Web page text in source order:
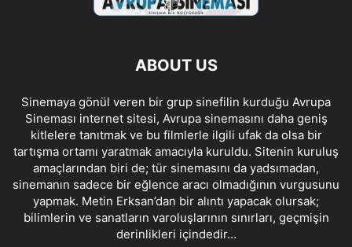
ABOUT US
Sinemaya gönül veren bir grup sinefilin kurduğu Avrupa
Sineması internet sitesi, Avrupa sinemasını daha geniş
kitlelere tanıtmak ve bu filmlerle ilgili ufak da olsa bir
tartışma ortamı yaratmak amacıyla kuruldu. Sitenin kuruluş
amaçlarından biri de; tür sinemasını da yadsımadan,
sinemanın sadece bir eğlence aracı olmadığının vurgusunu
yapmak. Metin Erksan’dan bir alıntı yapacak olursak;
bilimlerin ve sanatların varoluşlarının sınırları, geçmişin
derinlikleri içindedir…